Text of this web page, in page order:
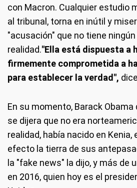
con Macron. Cualquier estudio
al tribunal, torna en inútil y
"acusación" que no tiene
realidad."Ella está dispuesta a
firmemente comprometida a
para establecer la verdad",
En su momento, Barack
se dijera que no era
realidad, había nacido en Kenia,
efecto la tierra de sus
la "fake news" la dijo, y más de
en 2016, quien hoy es el